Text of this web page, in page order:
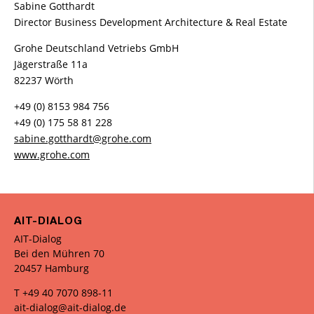
Sabine Gotthardt
Director Business Development Architecture & Real Estate
Grohe Deutschland Vetriebs GmbH
Jägerstraße 11a
82237 Wörth
+49 (0) 8153 984 756
+49 (0) 175 58 81 228
sabine.gotthardt@grohe.com
www.grohe.com
AIT-DIALOG
AIT-Dialog
Bei den Mühren 70
20457 Hamburg
T +49 40 7070 898-11
ait-dialog@ait-dialog.de